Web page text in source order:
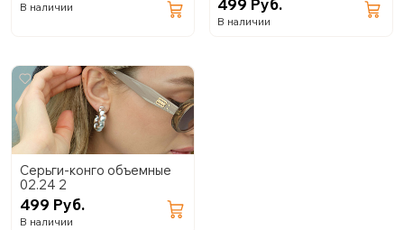
В наличии 499 Руб.
В наличии
Серьги-конго объемные
02.24 2
499 Руб.
В наличии